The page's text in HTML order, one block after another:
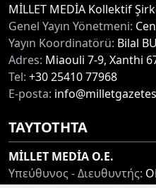
MİLLET MEDİA Kollektif
Genel Yayın Yönetmeni:
Yayın Koordinatörü: Bilal
Adres: Miaouli 7-9, Xanthi
Tel: +30 25410 77968
E-posta:
ΤΑΥΤΟΤΗΤΑ
MİLLET MEDİA O.E.
Υπεύθυνος - Διευθυντής: